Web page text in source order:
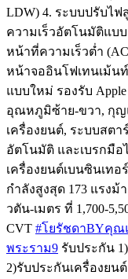
LDW) 4. ระบบปรับไ
ความเร็วอัตโนมัติแบ
หน้าที่ความเร็วต่ำ
หน้าจออินโฟเทนเม้นท์
แบบใหม่ รองรับ
อุณหภูมิซ้าย-ขวา, กุญ
เครื่องยนต์, ระบบสต
อัตโนมัติ และเบรกมือ
เครื่องยนต์เบนซินเทอ
กำลังสูงสุด 173 แรงม้
วตัน-เมตร ที่ 1,700-
CVT #โยรัชดาBYคุณ
พระราม9 รับประกัน
2)รับประกันเครื่องยน